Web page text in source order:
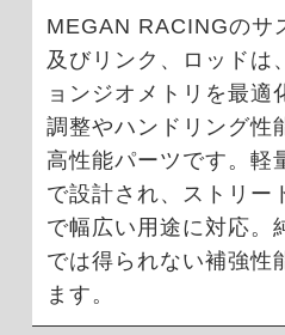
MEGAN RACINGのサ
及びリンク、ロッドは
ョンジオメトリを最適
調整やハンドリング性
高性能パーツです。軽
で設計され、ストリー
で幅広い用途に対応。
では得られない補強性
ます。